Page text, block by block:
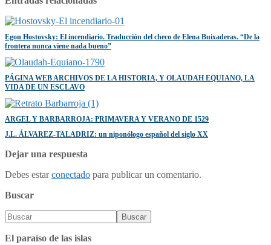
Egon Hostovsky: El incendiario. Traducción del checo de Elena Buixaderas. “De la
frontera nunca viene nada bueno”
PÁGINA WEB ARCHIVOS DE LA HISTORIA, Y OLAUDAH EQUIANO, LA
VIDA DE UN ESCLAVO
ARGEL Y BARBARROJA: PRIMAVERA Y VERANO DE 1529
J.L. ÁLVAREZ-TALADRIZ: un niponólogo español del siglo XX
Dejar una respuesta
Debes estarconectado para publicar un comentario.
Buscar
El paraíso de las islas